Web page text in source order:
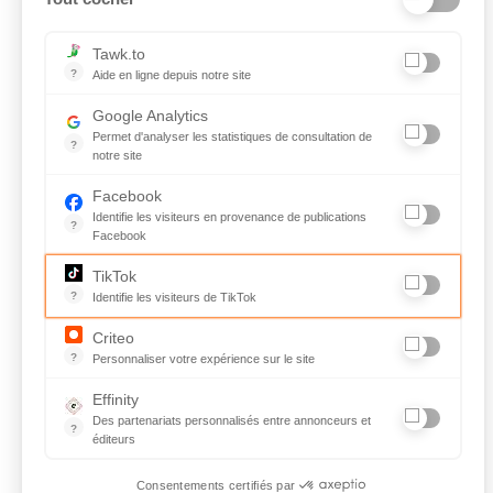
?
Tawk.to
Aide en ligne depuis notre site
?
Google Analytics
Permet d'analyser les statistiques de consultation de
notre site
?
Facebook
Identifie les visiteurs en provenance de publications
Facebook
Parce que vous ne venez pas tous les jours sur notre site, ce
?
TikTok
Identifie les visiteurs de TikTok
Permet de suivre les actions du visiteur sur le site web, et de
?
Criteo
Personnaliser votre expérience sur le site
?
Effinity
Des partenariats personnalisés entre annonceurs et
éditeurs
Consentements certifiés par